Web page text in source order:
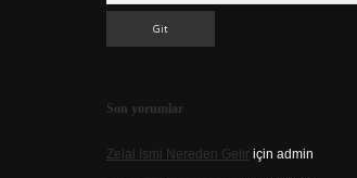
Son yorumlar
Zelal Ismi Nereden Geliriçin admin